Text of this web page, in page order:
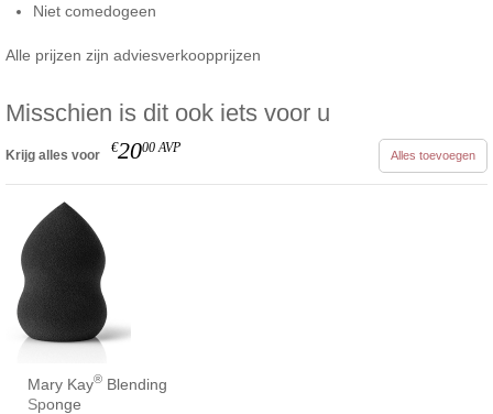
Niet comedogeen
Alle prijzen zijn adviesverkoopprijzen
Misschien is dit ook iets voor u
Krijg alles voor €2000 AVP Alles toevoegen
Mary Kay® Blending
Sponge